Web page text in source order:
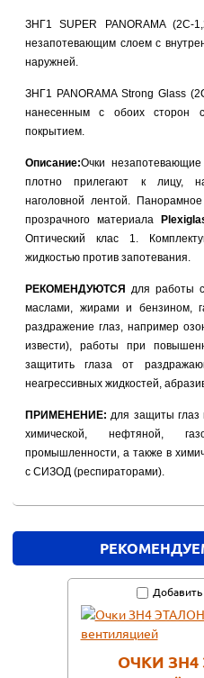
ЗНГ1 SUPER PANORAMA (2С-
незапотевающим слоем с
наружней.
ЗНГ1 PANORAMA Strong Glass
нанесенным с обоих сторон
покрытием.
Описание:Очки
плотно прилегают к лицу,
наголовной лентой.
прозрачного материала
Оптический клас 1.
жидкостью против запотевания.
РЕКОМЕНДУЮТСЯ для работы
маслами, жирами и бензином,
раздражение глаз, например
извести), работы при
защитить глаза от
неагрессивных жидкостей,
ПРИМЕНЕНИЕ: для защиты глаз
химической, нефтяной,
промышленности, а также в
с СИЗОД (респираторами).
ОЧКИ ЗН4